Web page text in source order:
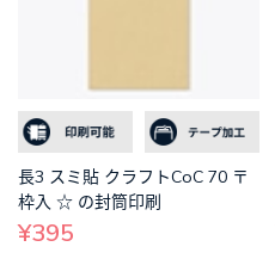
長3 スミ貼 クラフトCoC 70 〒
枠入 ☆ の封筒印刷
¥395